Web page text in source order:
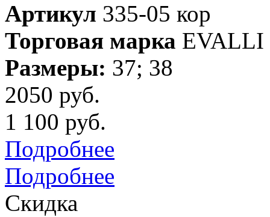
Артикул 335-05 кор
Торговая марка
Размеры: 37; 38
2050 руб.
1 100 руб.
Подробнее
Подробнее
Скидка